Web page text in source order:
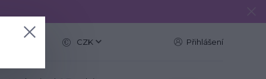
CZK Přihlášení